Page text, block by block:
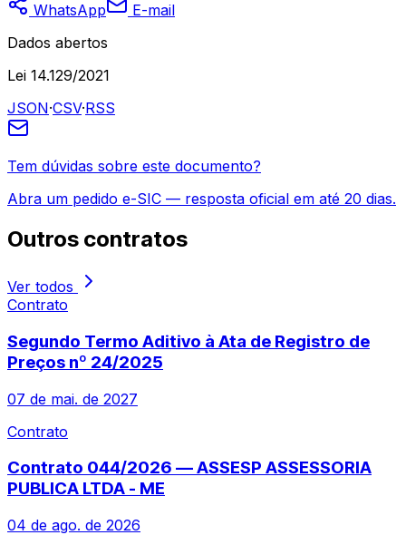
WhatsApp
E-mail
Dados abertos
Lei 14.129/2021
JSON·CSV·RSS
Tem dúvidas sobre este documento?
Abra um pedido e-SIC — resposta oficial em até 20 dias.
Outros contratos
Ver todos
Contrato
Segundo Termo Aditivo à Ata de Registro de
Preços nº 24/2025
07 de mai. de 2027
Contrato
Contrato 044/2026 — ASSESP ASSESSORIA
PUBLICA LTDA - ME
04 de ago. de 2026